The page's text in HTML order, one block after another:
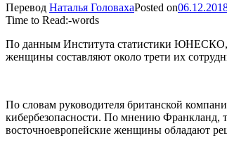
Перевод Наталья ГоловахаPosted on
Time to Read:-words
По данным Института статистики ЮНЕСКО,
женщины составляют около трети их
По словам руководителя британской
кибербезопасности. По мнению Франкланд,
восточноевропейские женщины обладают